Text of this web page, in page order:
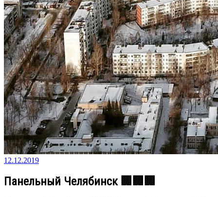
12.12.2019
Панельный Челябинск 🏢🏢🏢